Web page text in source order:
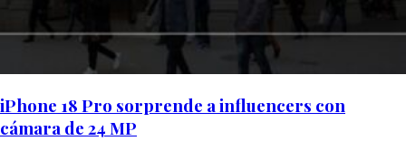
iPhone 18 Pro sorprende a influencers con
cámara de 24 MP